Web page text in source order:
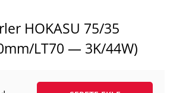
HOKASU 75/35
LT70 — 3K/44W)